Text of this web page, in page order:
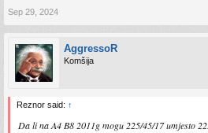
Sep 29, 2024
AggressoR
Komšija
Reznor said: ↑
Da li na A4 B8 2011g mogu 225/45/17 umjesto